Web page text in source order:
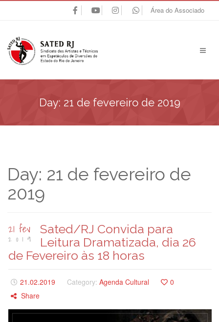
Área do Associado
Day: 21 de fevereiro de 2019
Day: 21 de fevereiro de
2019
21 fev
2019
Sated/RJ Convida para
Leitura Dramatizada, dia 26
de Fevereiro às 18 horas
21.02.2019 Category: Agenda Cultural
0
Share